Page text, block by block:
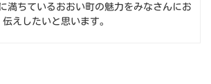
満ちているおおい町の魅力をみなさんにお
伝えしたいと思います。